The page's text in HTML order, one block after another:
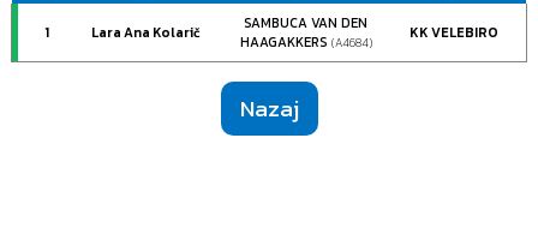
1 Lara Ana Kolarič
SAMBUCA VAN DEN
HAAGAKKERS (A4684)
KK VELEBIRO
Nazaj